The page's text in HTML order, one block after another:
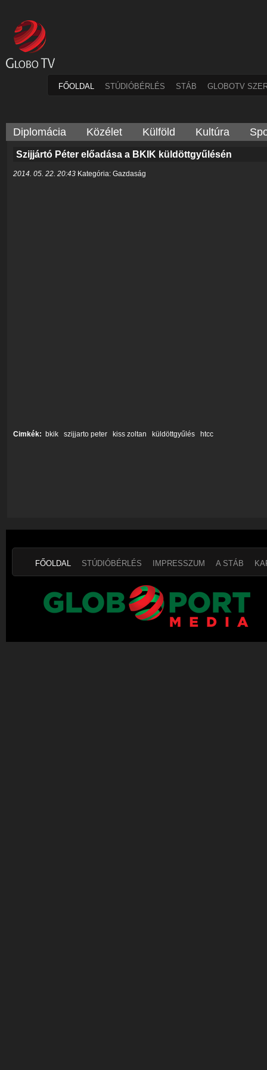
FŐOLDAL STÚDIÓBÉRLÉS STÁB GLOBOTV
Diplomácia Közélet Külföld Kultúra
Szijjártó Péter előadása a BKIK küldöttgyűlésén
2014. 05. 22. 20:43 Kategória: Gazdaság
Cimkék: bkik szijjarto peter kiss zoltan küldöttgyűlés htcc
FŐOLDAL STÚDIÓBÉRLÉS IMPRESSZUM A STÁB